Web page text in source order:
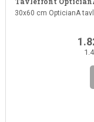
30x60 cm OpticianA